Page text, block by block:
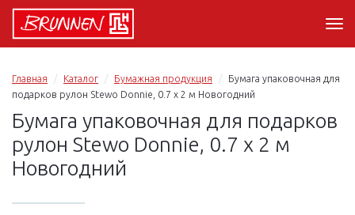
Главная Каталог Бумажная продукция
Бумага упаковочная для
подарков рулон Stewo Donnie, 0.7 x 2 м Новогодний
Бумага упаковочная для подарков
рулон Stewo Donnie, 0.7 x 2 м
Новогодний